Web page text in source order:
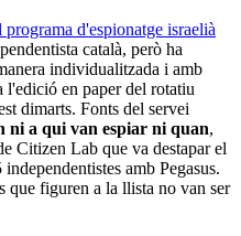
d'espionatge israelià
català, però ha
individualitzada i amb
en paper del rotatiu
dimarts. Fonts del servei
ni a qui van espiar ni quan,
Citizen Lab que va destapar el
amb Pegasus.
que figuren a la llista no van ser